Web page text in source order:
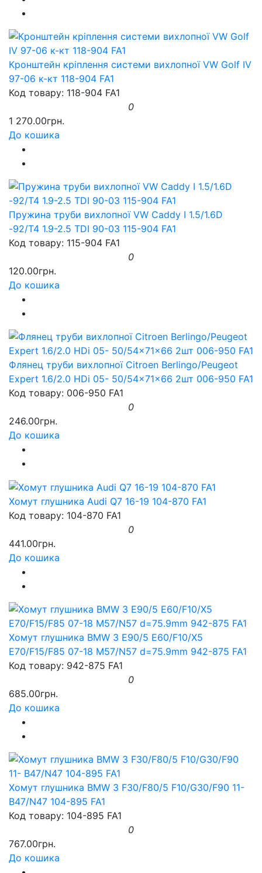
Кронштейн кріплення системи вихлопної VW Golf IV
97-06 к-кт 118-904 FA1
Код товару: 118-904 FA1
0
1 270.00грн.
До кошика
Пружина труби вихлопної VW Caddy I 1.5/1.6D
-92/T4 1.9-2.5 TDI 90-03 115-904 FA1
Код товару: 115-904 FA1
0
120.00грн.
До кошика
Флянец труби вихлопної Citroen Berlingo/Peugeot
Expert 1.6/2.0 HDi 05- 50/54x71x66 2шт 006-950 FA1
Код товару: 006-950 FA1
0
246.00грн.
До кошика
Хомут глушника Audi Q7 16-19 104-870 FA1
Код товару: 104-870 FA1
0
441.00грн.
До кошика
Хомут глушника BMW 3 E90/5 E60/F10/X5
E70/F15/F85 07-18 M57/N57 d=75.9mm 942-875 FA1
Код товару: 942-875 FA1
0
685.00грн.
До кошика
Хомут глушника BMW 3 F30/F80/5 F10/G30/F90 11-
B47/N47 104-895 FA1
Код товару: 104-895 FA1
0
767.00грн.
До кошика